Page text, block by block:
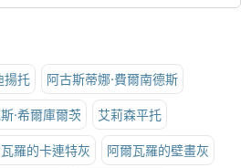
揚托 阿古斯蒂娜·費爾南德斯
·希爾庫爾茨 艾莉森平托
羅的卡連特灰 阿爾瓦羅的壁畫灰